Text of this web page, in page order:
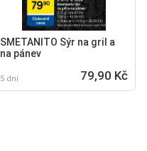
SMETANITO Sýr na gril a
na pánev
5 dní 79,90 Kč